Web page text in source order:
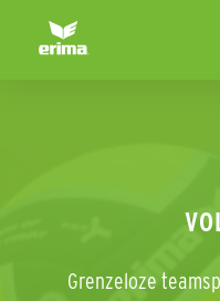
Grenzeloze